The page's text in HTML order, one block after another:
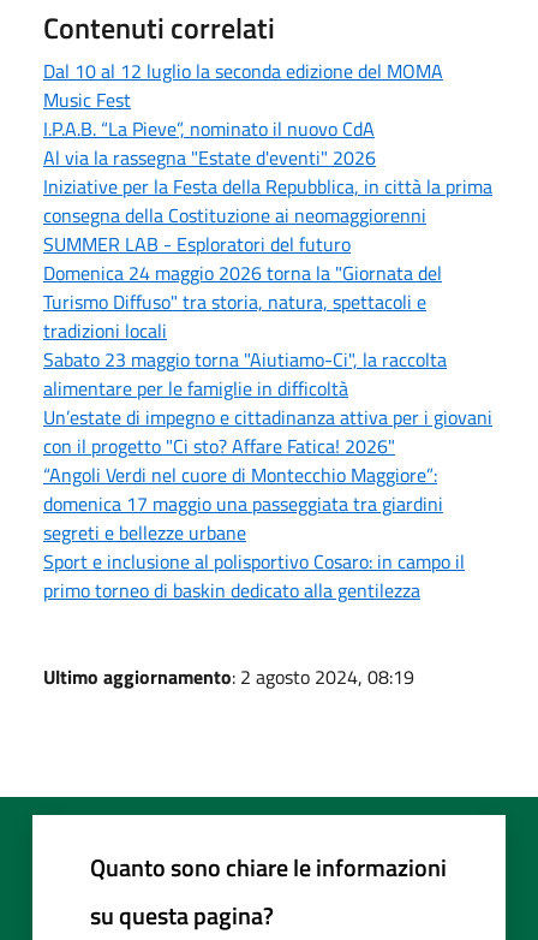
Contenuti correlati
Dal 10 al 12 luglio la seconda edizione del MOMA
Music Fest
I.P.A.B. “La Pieve”, nominato il nuovo CdA
Al via la rassegna "Estate d'eventi" 2026
Iniziative per la Festa della Repubblica, in città la prima
consegna della Costituzione ai neomaggiorenni
SUMMER LAB - Esploratori del futuro
Domenica 24 maggio 2026 torna la "Giornata del
Turismo Diffuso" tra storia, natura, spettacoli e
tradizioni locali
Sabato 23 maggio torna "Aiutiamo-Ci", la raccolta
alimentare per le famiglie in difficoltà
Un’estate di impegno e cittadinanza attiva per i giovani
con il progetto "Ci sto? Affare Fatica! 2026"
“Angoli Verdi nel cuore di Montecchio Maggiore”:
domenica 17 maggio una passeggiata tra giardini
segreti e bellezze urbane
Sport e inclusione al polisportivo Cosaro: in campo il
primo torneo di baskin dedicato alla gentilezza
Ultimo aggiornamento: 2 agosto 2024, 08:19
Quanto sono chiare le informazioni
su questa pagina?